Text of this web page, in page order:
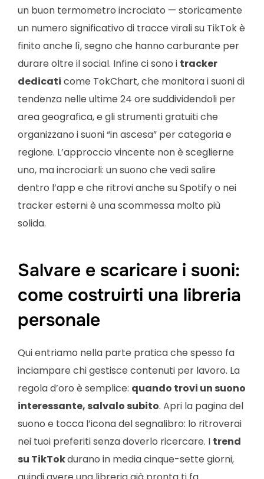
un buon termometro incrociato — storicamente
un numero significativo di tracce virali su TikTok è
finito anche lì, segno che hanno carburante per
durare oltre il social. Infine ci sono i tracker
dedicati come TokChart, che monitora i suoni di
tendenza nelle ultime 24 ore suddividendoli per
area geografica, e gli strumenti gratuiti che
organizzano i suoni “in ascesa” per categoria e
regione. L’approccio vincente non è sceglierne
uno, ma incrociarli: un suono che vedi salire
dentro l’app e che ritrovi anche su Spotify o nei
tracker esterni è una scommessa molto più
solida.
Salvare e scaricare i suoni:
come costruirti una libreria
personale
Qui entriamo nella parte pratica che spesso fa
inciampare chi gestisce contenuti per lavoro. La
regola d’oro è semplice: quando trovi un suono
interessante, salvalo subito. Apri la pagina del
suono e tocca l’icona del segnalibro: lo ritroverai
nei tuoi preferiti senza doverlo ricercare. I trend
su TikTokdurano in media cinque-sette giorni,